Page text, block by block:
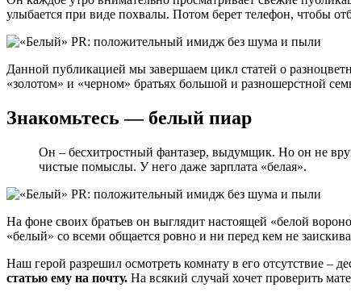
улыбается при виде похвалы. Потом берет телефон, чтобы
Данной публикацией мы завершаем цикл статей о
«золотом» и «черном» братьях большой и разношерстной
Знакомьтесь — белый пиар
Он – бесхитростный фантазер, выдумщик. Но он не
чистые помыслы. У него даже зарплата «белая».
На фоне своих братьев он выглядит настоящей «белой
«белый» со всеми общается ровно и ни перед кем не
Наш герой разрешил осмотреть комнату в его отсутствие –
статью ему на почту. На всякий случай хочет проверить